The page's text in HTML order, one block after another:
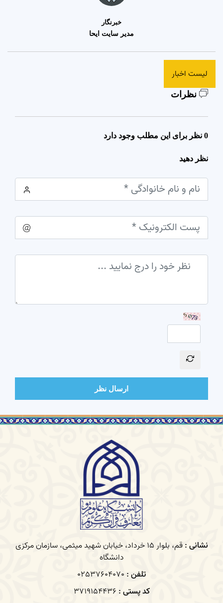
خبرنگار
مدیر سایت ایحا
لیست اخبار
نظرات
0 نظر برای این مطلب وجود دارد
نظر دهید
ارسال نظر
نشانی :
قم، بلوار 15 خرداد، خیابان شهید میثمی، سازمان مرکزی
دانشگاه
تلفن : 02537604070
کد پستی : 3719154436